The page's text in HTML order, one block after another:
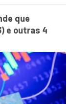
que
e outras 4